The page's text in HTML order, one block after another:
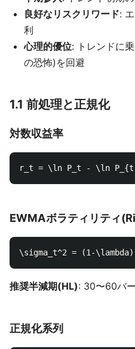
良好なリスクリワード:
利
心理的優位: トレンドに
の恐怖)を回避
1.1 前処理と正規化
対数収益率
EWMAボラティリティ
推奨半減期(HL): 30〜60バー
正規化系列